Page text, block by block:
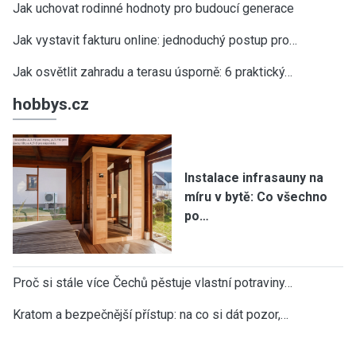
Jak uchovat rodinné hodnoty pro budoucí generace
Jak vystavit fakturu online: jednoduchý postup pro…
Jak osvětlit zahradu a terasu úsporně: 6 praktický…
hobbys.cz
Instalace infrasauny na
míru v bytě: Co všechno
po…
Proč si stále více Čechů pěstuje vlastní potraviny…
Kratom a bezpečnější přístup: na co si dát pozor,…